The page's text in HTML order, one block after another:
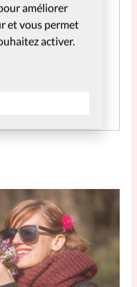
améliorer
et vous permet
activer.
Web 2 ans
pendant 2 ans